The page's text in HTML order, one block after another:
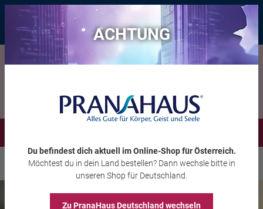
Bis zu 20 € Rabatt* mit dem Vorteils-Codeeintauchen , gültig bis
11.08.2026
Inspiration Jahresfeste Frühlingserwachen
ACHTUNG
Du befindest dich aktuell im Online-Shopfür Österreich.
Möchtest du in dein Land bestellen? Dann wechsle bitte in
unseren Shop für Deutschland
Zu PranaHausDeutschland wechseln